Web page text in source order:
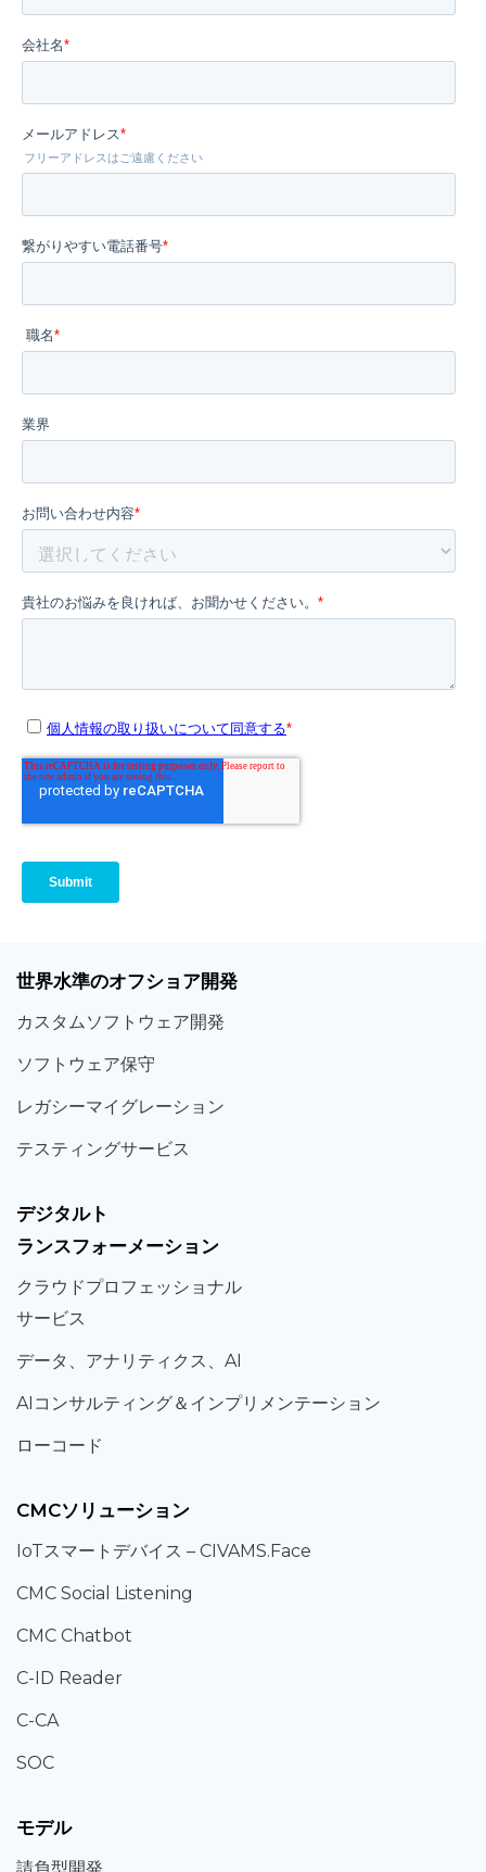
世界水準のオフショア開発
カスタムソフトウェア開発
ソフト ウェア保守
レガシーマイグレーション
テスティングサービス
デジタルト
ランスフォーメーション
クラウドプロフェッショナル
サービス
データ、 アナリティクス、 AI
AIコンサルティング＆ インプリメンテーション
ローコード
CMCソリューション
IoTスマートデバイス – CIVAMS.Face
CMC Social Listening
CMC Chatbot
C-ID Reader
C-CA
SOC
モデル